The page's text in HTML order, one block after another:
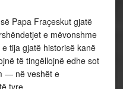
Papa Fraçeskut gjatë
e mëvonshme
tija gjatë historisë kanë
të tingëllojnë edhe sot
— në veshët e